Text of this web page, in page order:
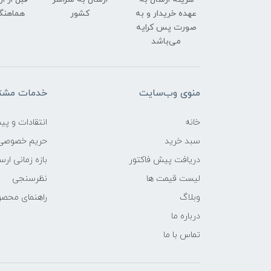
عهده خریدار و به
صورت پس کرایه
می‌باشد
کشور
منوی وب‌سایت
خانه
سبد خرید
دریافت پیش فاکتور
لیست قیمت ها
وبلاگ
درباره ما
تماس با ما
خدمات
انتقادات و
حریم
بازه زمانی
نظرسنجی
راهنمای